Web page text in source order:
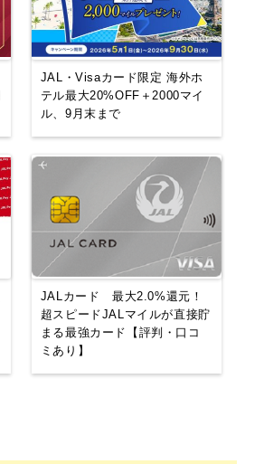
JAL・Visaカード限定 海外ホ
テル最大20%OFF＋2000マイ
ル、9月末まで
JALカード 最大2.0%還元！
超スピードJALマイルが直接貯
まる最強カード【評判・口コ
ミあり】